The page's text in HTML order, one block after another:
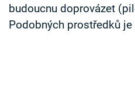
budoucnu doprovázet
Podobných prostředků